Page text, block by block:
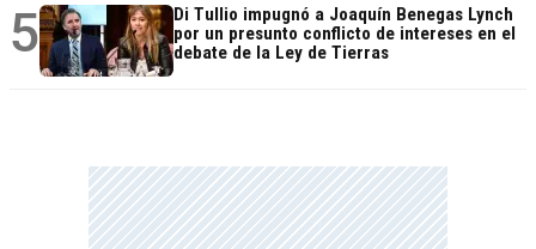
5
Di Tullio impugnó a Joaquín Benegas Lynch
por un presunto conflicto de intereses en el
debate de la Ley de Tierras